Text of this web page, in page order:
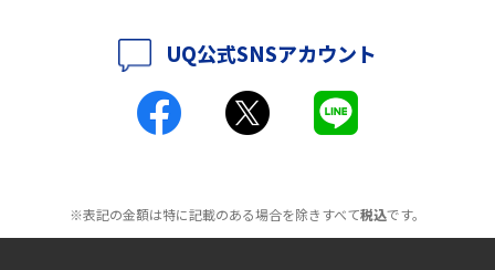
iPhone 16とiPhone 15の違いは？カメラ・スペック・機能を徹底比較
iPhoneの機種変更のやり方は？事前準備・手順やデータ移行方法をわかり
スマホが高い理由は？購入費用を抑える方法や端末を選ぶ時の注意点を解
UQ公式SNSアカウント
※表記の金額は特に記載のある場合を除きすべて税込です。